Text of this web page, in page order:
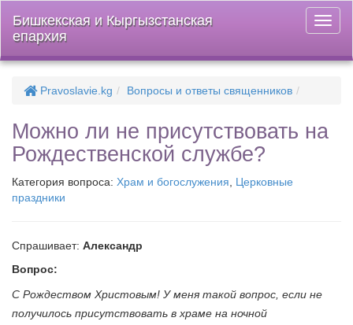
меню
Бишкекская и Кыргызстанская
епархия
Pravoslavie.kg Вопросы и ответы священников
Можно ли не присутствовать на
Рождественской службе?
Категория вопроса: Храм и богослужения
Церковные
праздники
Спрашивает: Александр
Вопрос:
С Рождеством Христовым! У меня такой вопрос, если не
получилось присутствовать в храме на ночной